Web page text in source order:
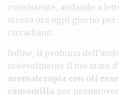
consistente, andando a
stessa ora ogni giorno
circadiano.
Infine, il profumo
notevolmente il tuo stato
aromaterapia con oli
camomilla per